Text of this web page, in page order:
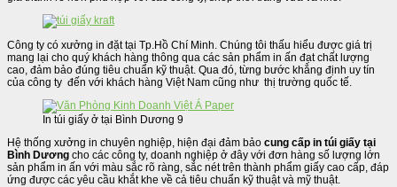
Công ty có xưởng in đặt tại Tp.Hồ Chí Minh. Chúng tôi thấu hiểu được giá trị
mang lại cho quý khách hàng thông qua các sản phẩm in ấn đạt chất lượng
cao, đảm bảo đúng tiêu chuẩn kỹ thuật. Qua đó, từng bước khẳng định uy tín
của công ty đến với khách hàng Việt Nam cũng như thị trường quốc tế.
In túi giấy ở tại Bình Dương 9
Hệ thống xưởng in chuyên nghiệp, hiện đại đảm bảo cung cấp in túi giấy tại
Bình Dương cho các công ty, doanh nghiệp ở đây với đơn hàng số lượng lớn
sản phẩm in ấn với màu sắc rõ ràng, sắc nét trên thành phẩm giấy cao cấp, đáp
ứng được các yêu cầu khắt khe về cả tiêu chuẩn kỹ thuật và mỹ thuật.